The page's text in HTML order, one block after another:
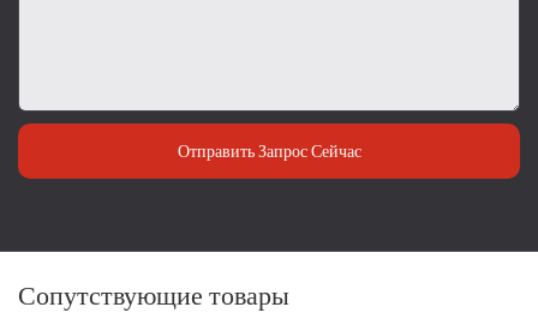
Отправить Запрос Сейчас
Сопутствующие товары